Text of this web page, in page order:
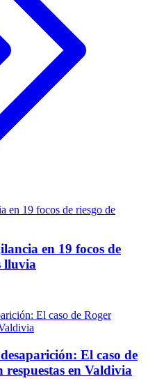
en 19 focos de
lluvia
El caso de
en Valdivia